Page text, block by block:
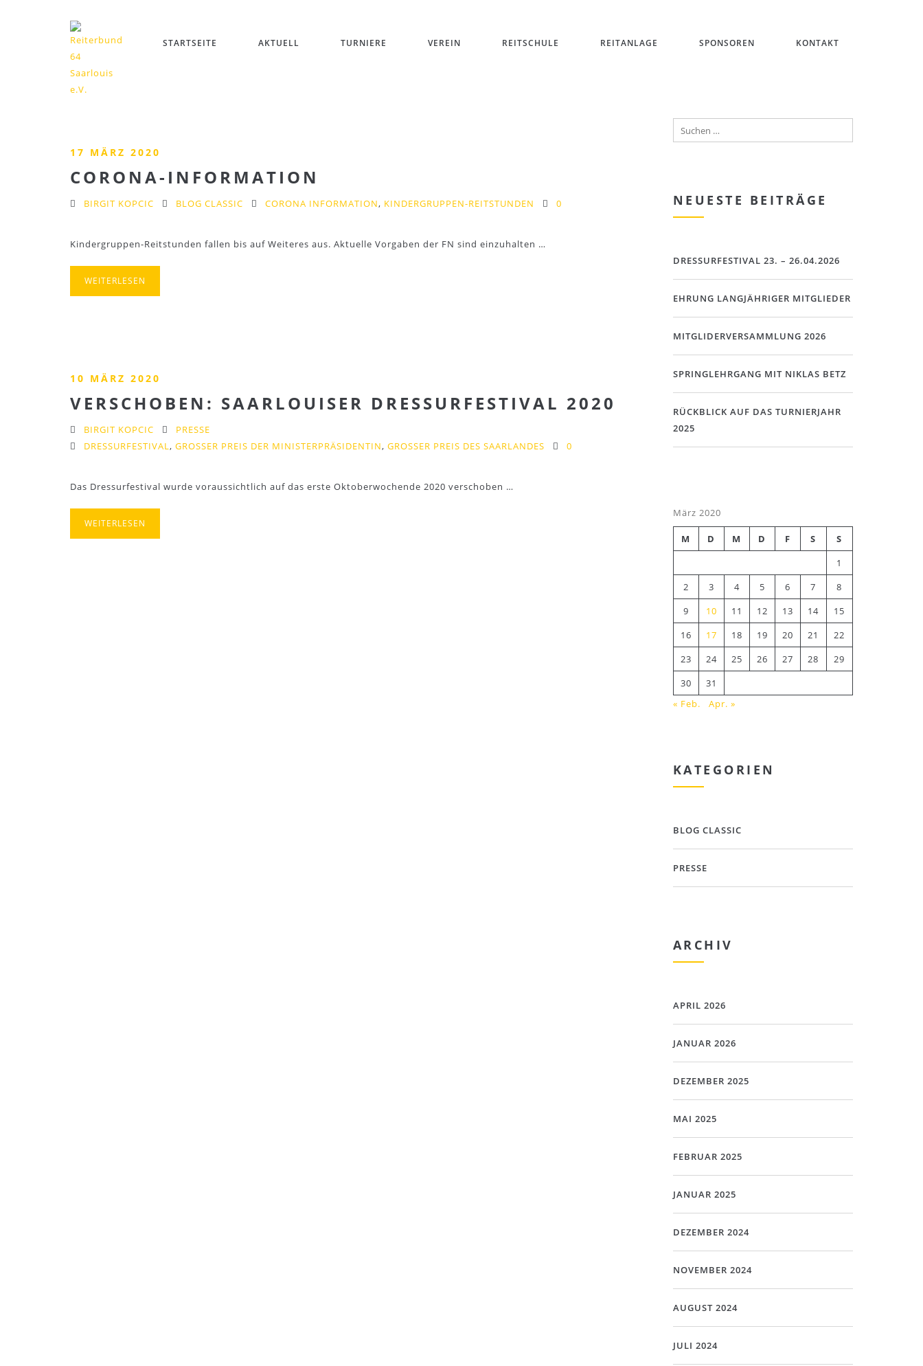
STARTSEITE AKTUELL TURNIERE VEREIN REITSCHULE REITANLAGE SPONSOREN KONTAKT
17 MÄRZ 2020
CORONA-INFORMATION
BIRGIT KOPCIC BLOG CLASSIC CORONA INFORMATION, KINDERGRUPPEN-REITSTUNDEN 0
Kindergruppen-Reitstunden fallen bis auf Weiteres aus. Aktuelle Vorgaben der FN sind einzuhalten …
WEITERLESEN
10 MÄRZ 2020
VERSCHOBEN: SAARLOUISER DRESSURFESTIVAL 2020
BIRGIT KOPCIC
PRESSE
DRESSURFESTIVAL, GROSSER PREIS DER MINISTERPRÄSIDENTIN , GROSSER PREIS DES SAARLANDES 0
Das Dressurfestival wurde voraussichtlich auf das erste Oktoberwochende 2020 verschoben …
WEITERLESEN
NEUESTE BEITRÄGE
DRESSURFESTIVAL 23. – 26.04.2026
EHRUNG LANGJÄHRIGER MITGLIEDER
MITGLIDERVERSAMMLUNG 2026
SPRINGLEHRGANG MIT NIKLAS BETZ
RÜCKBLICK AUF DAS TURNIERJAHR
2025
März 2020
M D M D F S
S
1
2
3 4 5 6 7
8
9
10 11 12 13 14
15
16
17 18 19 20 21
22
23
24 25 26 27 28
29
30
31
« Feb.
Apr. »
KATEGORIEN
BLOG CLASSIC
PRESSE
ARCHIV
APRIL 2026
JANUAR 2026
DEZEMBER 2025
MAI 2025
FEBRUAR 2025
JANUAR 2025
DEZEMBER 2024
NOVEMBER 2024
AUGUST 2024
JULI 2024